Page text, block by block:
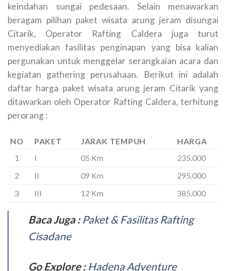
keindahan sungai pedesaan. Selain menawarkan
beragam pilihan paket wisata arung jeram disungai
Citarik, Operator Rafting Caldera juga turut
menyediakan fasilitas penginapan yang bisa kalian
pergunakan untuk menggelar serangkaian acara dan
kegiatan gathering perusahaan. Berikut ini adalah
daftar harga paket wisata arung jeram Citarik yang
ditawarkan oleh Operator Rafting Caldera, terhitung
perorang :
NO PAKET JARAK TEMPUH
HARGA
1
I 05 Km
235.000
2
II 09 Km
295.000
3
III 12 Km 385.000
Baca Juga : Paket & Fasilitas Rafting
Cisadane
Go Explore : Hadena Adventure